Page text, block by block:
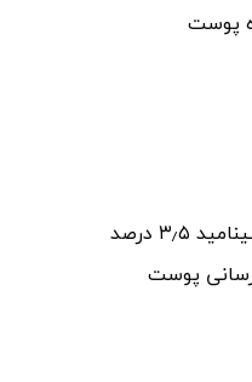
پوست
درصد
پوست